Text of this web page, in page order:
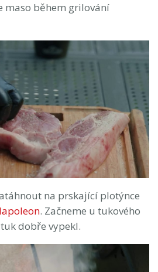
maso během grilování
na prskající plotýnce
. Začneme u tukového
dobře vypekl.